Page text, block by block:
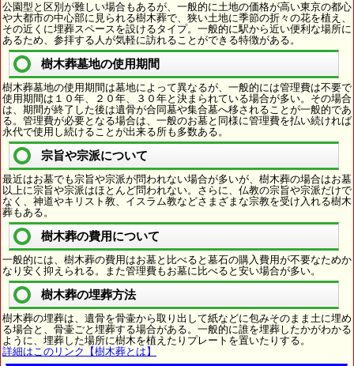
公園型と区別が難しい場合もあるが、一般的に土地の価格が高い東京の都心
や大都市の中心部に見られる樹木葬で、狭い土地に季節の折々の花を植え、
その近くに埋葬スペースを設けるタイプ。一般的に駅から近い便利な場所に
あるため、参拝する人が気軽に訪れることができる特徴がある。
樹木葬墓地の使用期間
樹木葬墓地の使用期間は墓地によって異なるが、一般的には管理費は不要で
使用期間は１０年、２０年、３０年と決まられている場合が多い。その場合
は、期間が終了した後は遺骨が合同墓や集合墓へ移されることが一般的であ
る。管理費が必要となる場合は、一般のお墓と同様に管理費を払い続ければ
永代で使用し続けることが出来る所も多数ある。
宗旨や宗派について
最近はお墓でも宗旨や宗派が問われない場合が多いが、樹木葬の場合はお墓
以上に宗旨や宗派はほとんど問われない。さらに、仏教の宗旨や宗派だけで
なく、神道やキリスト教、イスラム教などさまざまな宗教を受け入れる樹木
葬もある。
樹木葬の費用について
一般的には、樹木葬の費用はお墓と比べると墓石の購入費用が不要なためか
なり安く抑えられる。また管理費もお墓に比べると安い場合が多い。
樹木葬の埋葬方法
樹木葬の埋葬は、遺骨を骨壷から取り出して紙などに包みそのまま土に埋め
る場合と、骨壷ごと埋葬する場合がある。一般的に誰を埋葬したかがわかる
ように、埋葬した場所に樹木を植えたりプレートを置いたりする。
詳細はこのリンク【樹木葬とは】